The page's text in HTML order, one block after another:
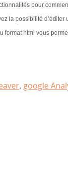
pour
la possibilité
format html vous
, google